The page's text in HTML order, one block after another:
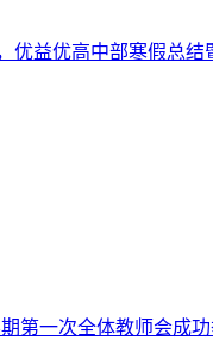
益优高中部寒假总
第一次全体教师会成